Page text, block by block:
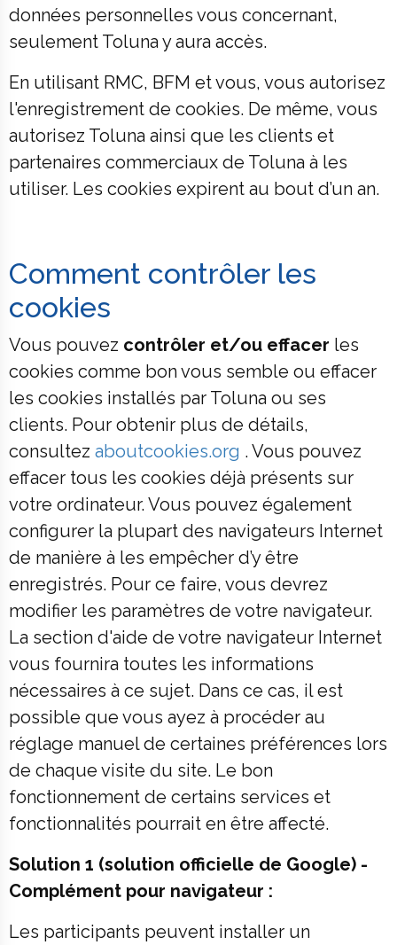
données personnelles vous concernant,
seulement Toluna y aura accès.
En utilisant RMC, BFM et vous, vous autorisez
l'enregistrement de cookies. De même, vous
autorisez Toluna ainsi que les clients et
partenaires commerciaux de Toluna à les
utiliser. Les cookies expirent au bout d’un an.
Comment contrôler les
cookies
Vous pouvez contrôler et/ou effacer les
cookies comme bon vous semble ou effacer
les cookies installés par Toluna ou ses
clients. Pour obtenir plus de détails,
consultez aboutcookies.org . Vous pouvez
effacer tous les cookies déjà présents sur
votre ordinateur. Vous pouvez également
configurer la plupart des navigateurs Internet
de manière à les empêcher d’y être
enregistrés. Pour ce faire, vous devrez
modifier les paramètres de votre navigateur.
La section d'aide de votre navigateur Internet
vous fournira toutes les informations
nécessaires à ce sujet. Dans ce cas, il est
possible que vous ayez à procéder au
réglage manuel de certaines préférences lors
de chaque visite du site. Le bon
fonctionnement de certains services et
fonctionnalités pourrait en être affecté.
Solution 1 (solution officielle de Google) -
Complément pour navigateur :
Les participants peuvent installer un